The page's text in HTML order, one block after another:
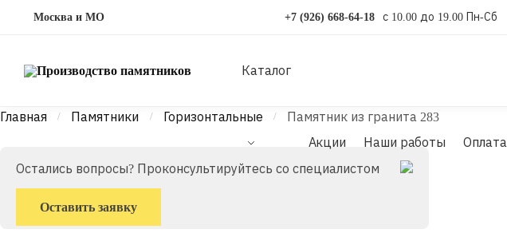
Москва и МО +7 (926) 668-64-18 с 10.00 до 19.00 Пн-Сб
Каталог
Акции Наши работы Оплата
Главная / Памятники / Горизонтальные / Памятник из гранита 283
Остались вопросы? Проконсультируйтесь со специалистом
Оставить заявку